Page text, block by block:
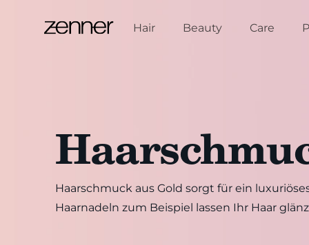
Hair
Beauty Care
Haarschmuck aus Gold sorgt für ein
Haarnadeln zum Beispiel lassen Ihr Haar